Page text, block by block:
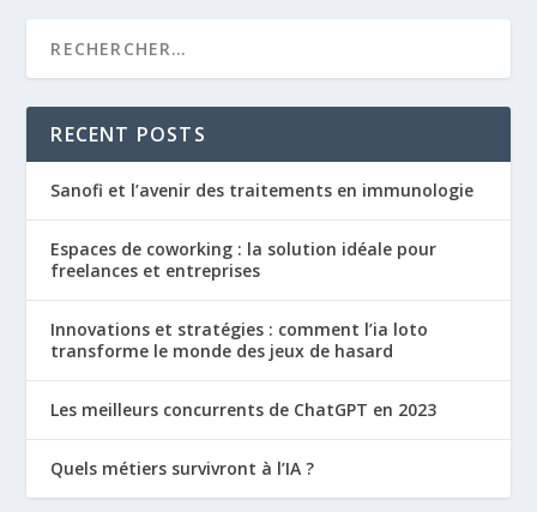
RECENT POSTS
Sanofi et l’avenir des traitements en immunologie
Espaces de coworking : la solution idéale pour
freelances et entreprises
Innovations et stratégies : comment l’ia loto
transforme le monde des jeux de hasard
Les meilleurs concurrents de ChatGPT en 2023
Quels métiers survivront à l’IA ?